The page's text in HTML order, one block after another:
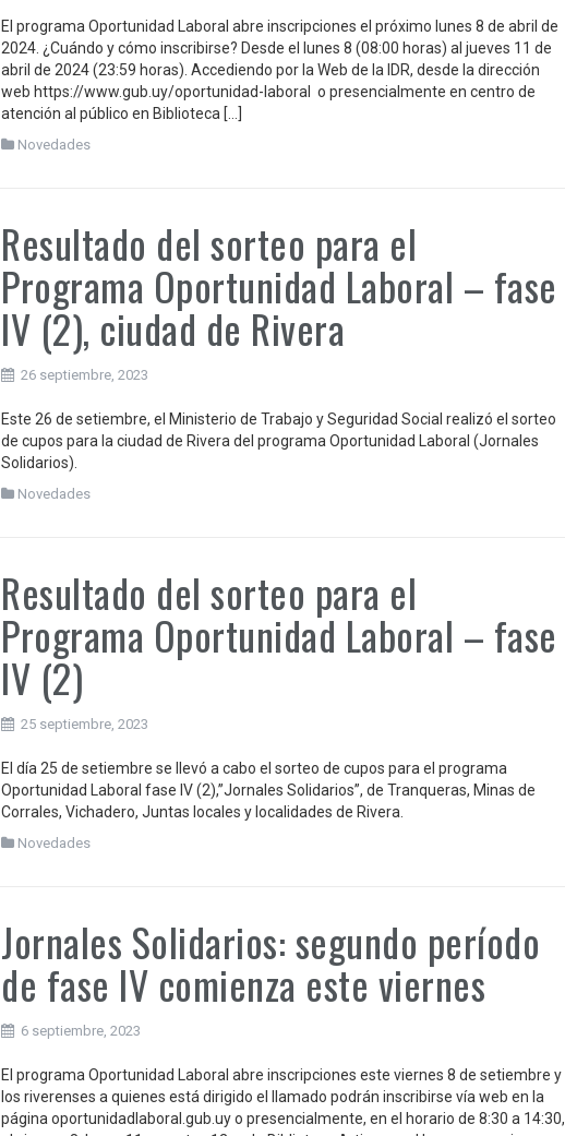
El programa Oportunidad Laboral abre inscripciones el próximo lunes 8 de abril de
2024. ¿Cuándo y cómo inscribirse? Desde el lunes 8 (08:00 horas) al jueves 11 de
abril de 2024 (23:59 horas). Accediendo por la Web de la IDR, desde la dirección
web https://www.gub.uy/oportunidad-laboral o presencialmente en centro de
atención al público en Biblioteca […]
Novedades
Resultado del sorteo para el
Programa Oportunidad Laboral – fase
IV (2), ciudad de Rivera
26 septiembre, 2023
Este 26 de setiembre, el Ministerio de Trabajo y Seguridad Social realizó el sorteo
de cupos para la ciudad de Rivera del programa Oportunidad Laboral (Jornales
Solidarios).
Novedades
Resultado del sorteo para el
Programa Oportunidad Laboral – fase
IV (2)
25 septiembre, 2023
El día 25 de setiembre se llevó a cabo el sorteo de cupos para el programa
Oportunidad Laboral fase IV (2),”Jornales Solidarios”, de Tranqueras, Minas de
Corrales, Vichadero, Juntas locales y localidades de Rivera.
Novedades
Jornales Solidarios: segundo período
de fase IV comienza este viernes
6 septiembre, 2023
El programa Oportunidad Laboral abre inscripciones este viernes 8 de setiembre y
los riverenses a quienes está dirigido el llamado podrán inscribirse vía web en la
página oportunidadlaboral.gub.uy o presencialmente, en el horario de 8:30 a 14:30,